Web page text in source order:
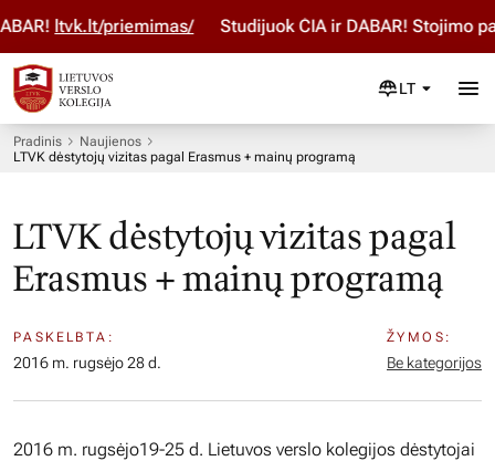
ltvk.lt/priemimas/ Studijuok ČIA ir DABAR! Stojimo
LT
Pradinis
Naujienos
LTVK dėstytojų vizitas pagal Erasmus + mainų programą
LTVK dėstytojų vizitas pagal
Erasmus + mainų programą
PASKELBTA:
2016 m. rugsėjo 28 d.
ŽYMOS:
Be kategorijos
2016 m. rugsėjo19-25 d. Lietuvos verslo kolegijos dėstytojai